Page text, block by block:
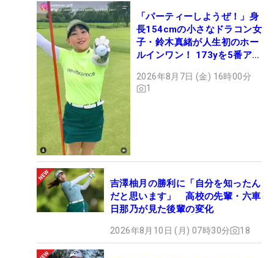
「パーティーしようぜ！」身
長154cmの小さなドラコン女
子・鈴木真緒が人生初のホー
ルインワン！ 173yを5番アイ
2026年8月7日 (金) 16時00分
1
吉澤柚月の勝利に「自分を知ったん
だと思います」 高校の先輩・六車
日那乃が見た後輩の変化
2026年8月10日 (月) 07時30分 18